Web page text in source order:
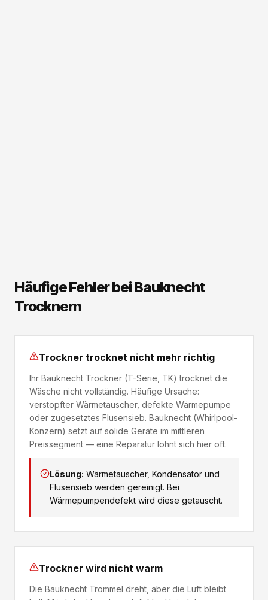
Häufige Fehler bei Bauknecht
Trocknern
Trockner trocknet nicht mehr richtig
Ihr Bauknecht Trockner (T-Serie, TK) trocknet die
Wäsche nicht vollständig. Häufige Ursache:
verstopfter Wärmetauscher, defekte Wärmepumpe
oder zugesetztes Flusensieb. Bauknecht (Whirlpool-
Konzern) setzt auf solide Geräte im mittleren
Preissegment — eine Reparatur lohnt sich hier oft.
Lösung: Wärmetauscher, Kondensator und
Flusensieb werden gereinigt. Bei
Wärmepumpendefekt wird diese getauscht.
Trockner wird nicht warm
Die Bauknecht Trommel dreht, aber die Luft bleibt